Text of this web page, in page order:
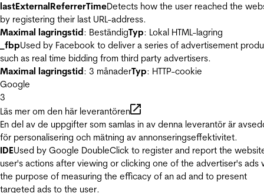
lastExternalReferrerTimeDetects how the user reached the
by registering their last URL-address.
Maximal lagringstid: BeständigTyp: Lokal HTML-lagring
_fbpUsed by Facebook to deliver a series of advertisement
such as real time bidding from third party advertisers.
Maximal lagringstid: 3 månaderTyp: HTTP-cookie
Google
3
Läs mer om den här leverantören
En del av de uppgifter som samlas in av denna leverantör är
för personalisering och mätning av annonseringseffektivitet.
IDEUsed by Google DoubleClick to register and report the
user's actions after viewing or clicking one of the advertiser's ads
the purpose of measuring the efficacy of an ad and to present
targeted ads to the user.